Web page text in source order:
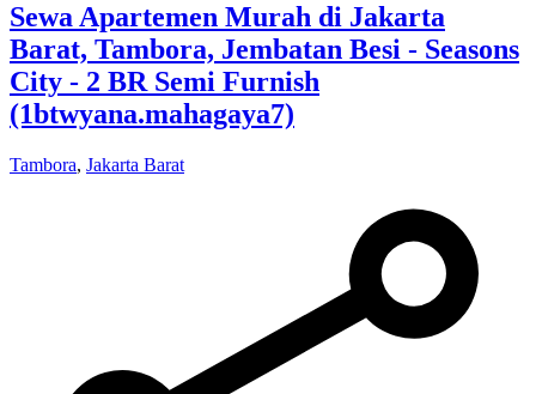
Sewa Apartemen Murah di Jakarta
Barat, Tambora, Jembatan Besi - Seasons
City - 2 BR Semi Furnish
(1btwyana.mahagaya7)
Tambora, Jakarta Barat